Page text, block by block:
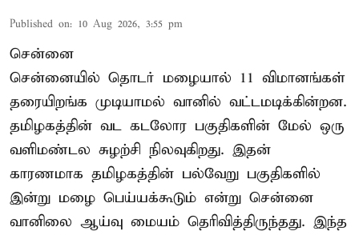
Published on: 10 Aug 2026, 3:55 pm
சென்னை
சென்னையில் தொடர் மழையால் 11 விமானங்கள்
தரையிறங்க முடியாமல் வானில் வட்டமடிக்கின்றன.
தமிழகத்தின் வட கடலோர பகுதிகளின் மேல் ஒரு
வளிமண்டல சுழற்சி நிலவுகிறது. இதன்
காரணமாக தமிழகத்தின் பல்வேறு பகுதிகளில்
இன்று மழை பெய்யக்கூடும் என்று சென்னை
வானிலை ஆய்வு மையம் தெரிவித்திருந்தது. இந்த